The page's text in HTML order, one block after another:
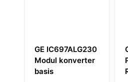
GE IC697ALG230
Modul konverter
basis